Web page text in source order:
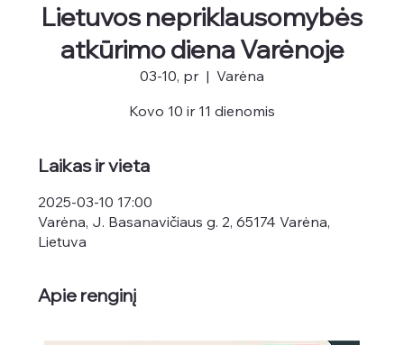
Lietuvos nepriklausomybės
atkūrimo diena Varėnoje
03-10, pr
  |
Varėna
Kovo 10 ir 11 dienomis
Laikas ir vieta
2025-03-10 17:00
Varėna, J. Basanavičiaus g. 2, 65174 Varėna,
Lietuva
Apie renginį